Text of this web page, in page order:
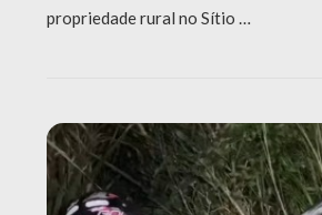
propriedade rural no Sítio …